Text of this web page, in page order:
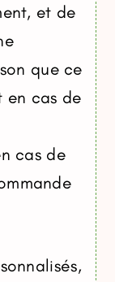
et de
que ce
en cas de
cas de